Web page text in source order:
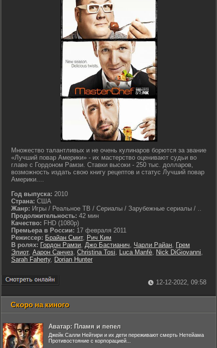
Множество талантливых и не очень кулинаров борются за звание
«Лучший повар Америки» - их мастерство оценивают судьи во
главе с Гордоном Рамзи. Ставки высоки - 250 тыс. долларов,
возможность издать свою книгу рецептов и статус Лучший повар
Америки....
Год выпуска: 2010
Страна: США
Жанр: Игры / Реальное ТВ / Сериалы / Зарубежные сериалы / ..
Продолжительность: 42 мин
Качество: FHD (1080p)
Премьера в России: 17 февраля 2011
Режиссер: Брайан Смит, Рич Ким
В ролях: Гордон Рамзи, Джо Бастианич, Чарли Райан, Грем
Элиот, Аарон Санчез, Christina Tosi, Luca Manfè, Nick DiGiovanni,
Sarah Faherty, Dorian Hunter
12-12-2022, 09:58
Скоро на киного
Аватар: Пламя и пепел
Джейк Салли Нейтири и их дети переживают смерть Нетейама
Противостояние с корпорацией...